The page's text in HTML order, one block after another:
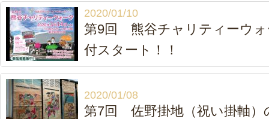
2020/01/10
第9回 熊谷チャリティーウ
付スタート！！
2020/01/08
第7回 佐野掛地（祝い掛軸）